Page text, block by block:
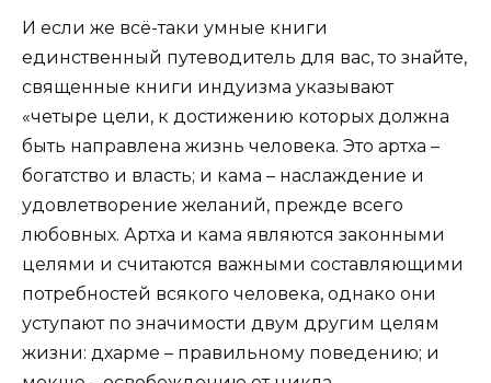
И если же всё-таки умные книги
единственный путеводитель для вас, то знайте,
священные книги индуизма указывают
«четыре цели, к достижению которых должна
быть направлена жизнь человека. Это артха –
богатство и власть; и кама – наслаждение и
удовлетворение желаний, прежде всего
любовных. Артха и кама являются законными
целями и считаются важными составляющими
потребностей всякого человека, однако они
уступают по значимости двум другим целям
жизни: дхарме – правильному поведению; и